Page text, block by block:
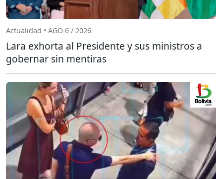
Actualidad • AGO 6 / 2026
Lara exhorta al Presidente y sus ministros a
gobernar sin mentiras